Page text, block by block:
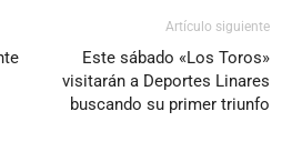
Artículo siguiente
Este sábado «Los Toros»
visitarán a Deportes Linares
buscando su primer triunfo